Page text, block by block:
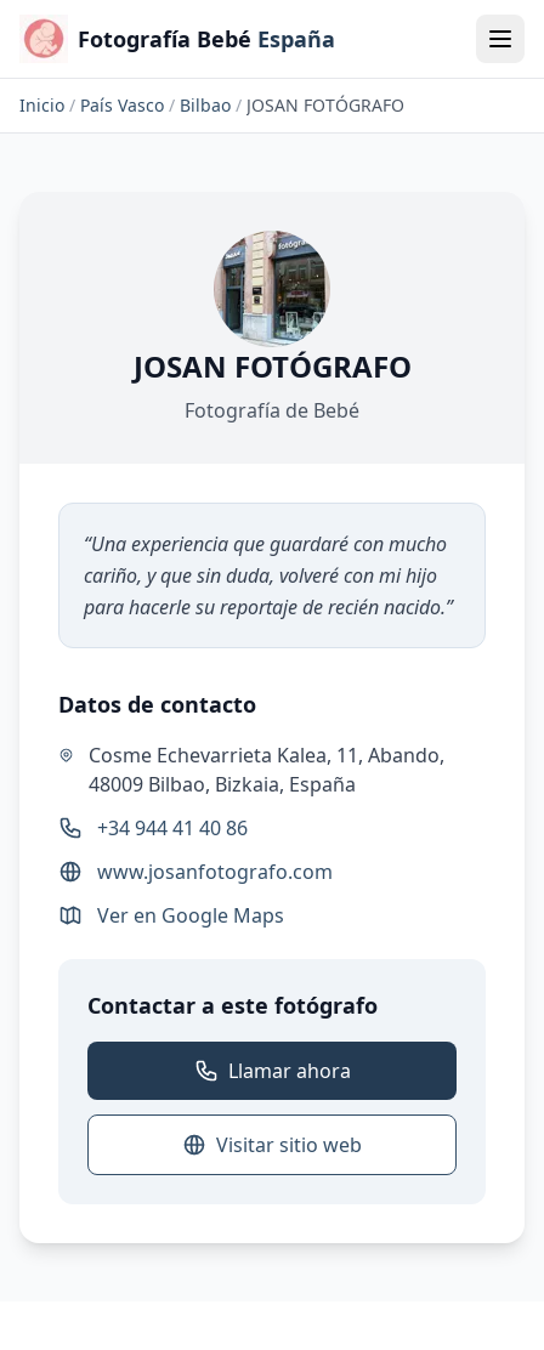
Fotografía Bebé España
Inicio / País Vasco / Bilbao / JOSAN FOTÓGRAFO
JOSAN FOTÓGRAFO
Fotografía de Bebé
“Una experiencia que guardaré con mucho
cariño, y que sin duda, volveré con mi hijo
para hacerle su reportaje de recién nacido.”
Datos de contacto
Cosme Echevarrieta Kalea, 11, Abando,
48009 Bilbao, Bizkaia, España
+34 944 41 40 86
www.josanfotografo.com
Ver en Google Maps
Contactar a este fotógrafo
Llamar ahora
Visitar sitio web